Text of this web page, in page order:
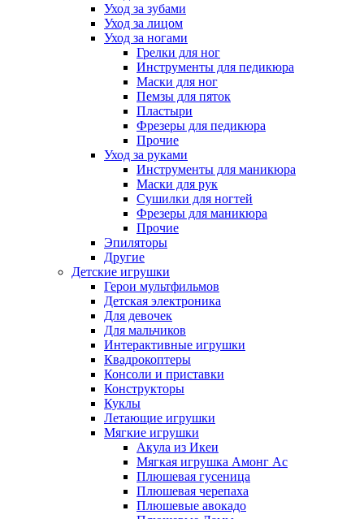
Уход за зубами
Уход за лицом
Уход за ногами
Грелки для ног
Инструменты для педикюра
Маски для ног
Пемзы для пяток
Пластыри
Фрезеры для педикюра
Прочие
Уход за руками
Инструменты для маникюра
Маски для рук
Сушилки для ногтей
Фрезеры для маникюра
Прочие
Эпиляторы
Другие
Детские игрушки
Герои мультфильмов
Детская электроника
Для девочек
Для мальчиков
Интерактивные игрушки
Квадрокоптеры
Консоли и приставки
Конструкторы
Куклы
Летающие игрушки
Мягкие игрушки
Акула из Икеи
Мягкая игрушка Амонг Ас
Плюшевая гусеница
Плюшевая черепаха
Плюшевые авокадо